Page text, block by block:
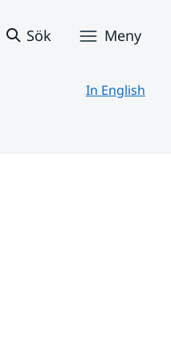
Sök Meny
In English